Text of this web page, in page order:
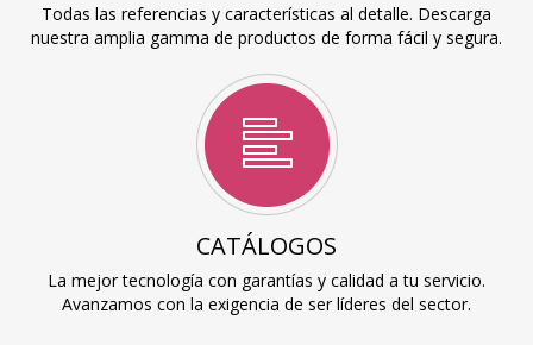
Todas las referencias y características al detalle. Descarga
nuestra amplia gamma de productos de forma fácil y segura.
CATÁLOGOS
La mejor tecnología con garantías y calidad a tu servicio.
Avanzamos con la exigencia de ser líderes del sector.